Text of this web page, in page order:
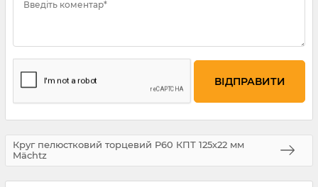
Введіть коментар*
Круг пелюстковий торцевий P60 КПТ 125х22 мм
Mächtz